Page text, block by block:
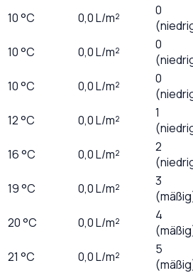
10°C 0,0L/m²
0
10°C 0,0L/m²
0
10°C 0,0L/m²
0
12°C 0,0L/m²
1
16°C 0,0L/m²
2
19°C 0,0L/m²
3
20°C 0,0L/m²
4
21 °C 0,0L/m²
5